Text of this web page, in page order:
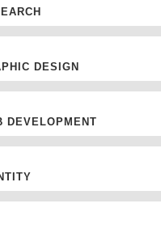
DESIGN
DEVELOPMENT